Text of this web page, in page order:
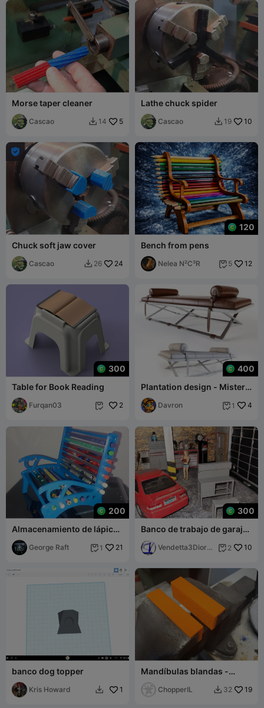
Morse taper cleaner
Cascao  14 5
Lathe chuck spider
Cascao  19 10

Chuck soft jaw cover
Cascao  26 24
120
Bench from pens
Nelea N²C³R  5 12
300
Table for Book Reading
Furqan03  2
400
Plantation design - Mister
X bench
Davron  1 4
200
Almacenamiento de lápices
de colores
George Raft  1 21
300
Banco de trabajo de garaje
1/24 D / Banco de trabajo D
Vendetta3Diora
 2 10
banco dog topper
Kris Howard  1
Mandíbulas blandas -
Texturizadas - 2,5", 3" y 4
ChopperIL  32 19